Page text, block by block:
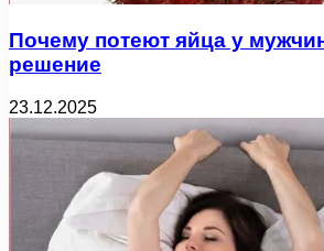
Почему потеют яйца у
решение
23.12.2025